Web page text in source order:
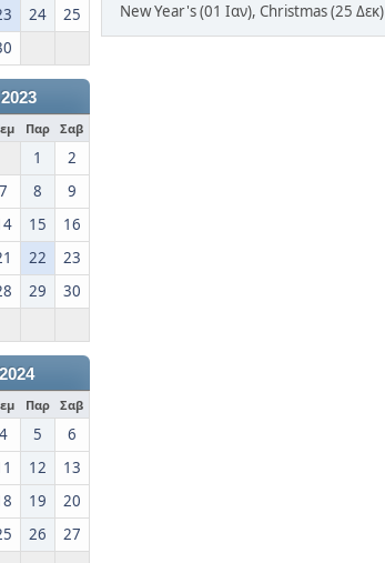
24
25
Παρ Σαβ
1
2
7 8
9
15
16
22
23
29
30
Παρ Σαβ
4 5
6
12
13
19
20
26
27
New Year's (01 Ιαν), Christmas (25 Δεκ)